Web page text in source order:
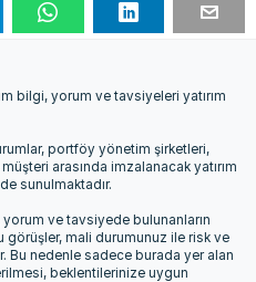
bilgi, yorum ve tavsiyeleri yatırım
portföy yönetim şirketleri,
arasında imzalanacak yatırım
sunulmaktadır.
ve tavsiyede bulunanların
görüşler, mali durumunuz ile risk ve
Bu nedenle sadece burada yer alan
beklentilerinize uygun